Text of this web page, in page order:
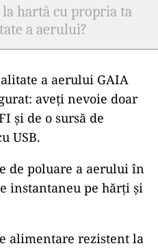
hartă cu propria ta
a aerului?
a aerului GAIA
aveți nevoie doar
și de o sursă de
USB.
de poluare a aerului în
instantaneu pe hărți și
alimentare rezistent la